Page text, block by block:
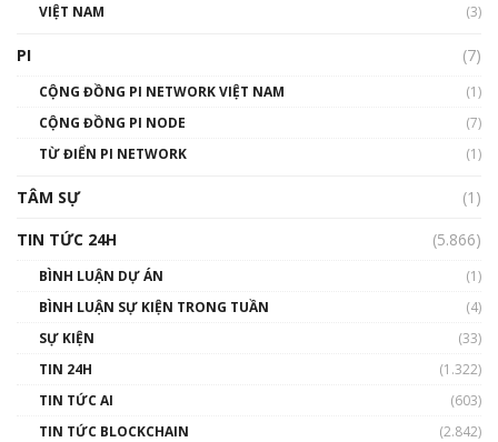
Talkshow 14: MemeCoin – Trò đùa tỷ đô
01:29:26
VIỆT NAM
(3)
PI (7)
CỘNG ĐỒNG PI NETWORK VIỆT NAM
(1)
CỘNG ĐỒNG PI NODE
(7)
TỪ ĐIỂN PI NETWORK
(1)
TÂM SỰ
(1)
TIN TỨC 24H
(5.866)
BÌNH LUẬN DỰ ÁN
(1)
BÌNH LUẬN SỰ KIỆN TRONG TUẦN
(4)
SỰ KIỆN
(33)
TIN 24H
(1.322)
TIN TỨC AI
(603)
TIN TỨC BLOCKCHAIN
(2.842)